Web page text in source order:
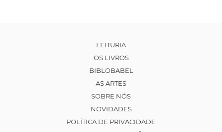
LEITURIA
OS LIVROS
BIBLOBABEL
AS ARTES
SOBRE NÓS
NOVIDADES
POLÍTICA DE PRIVACIDADE